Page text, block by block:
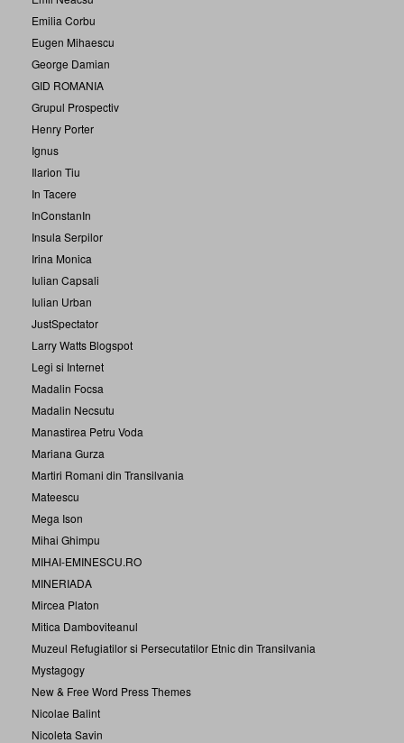
Emilia Corbu
Eugen Mihaescu
George Damian
GID ROMANIA
Grupul Prospectiv
Henry Porter
Ignus
Ilarion Tiu
In Tacere
InConstanIn
Insula Serpilor
Irina Monica
Iulian Capsali
Iulian Urban
JustSpectator
Larry Watts Blogspot
Legi si Internet
Madalin Focsa
Madalin Necsutu
Manastirea Petru Voda
Mariana Gurza
Martiri Romani din Transilvania
Mateescu
Mega Ison
Mihai Ghimpu
MIHAI-EMINESCU.RO
MINERIADA
Mircea Platon
Mitica Damboviteanul
Muzeul Refugiatilor si Persecutatilor Etnic din Transilvania
Mystagogy
New & Free Word Press Themes
Nicolae Balint
Nicoleta Savin